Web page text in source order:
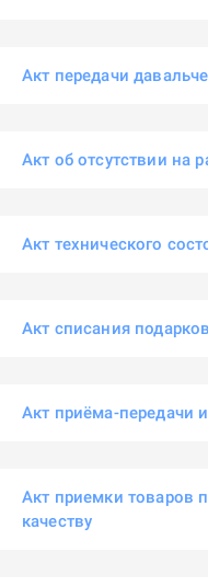
Акт передачи
Акт об отсутствии на
Акт технического
Акт списания подарков
Акт приёма-передачи
Акт приемки товаров
качеству